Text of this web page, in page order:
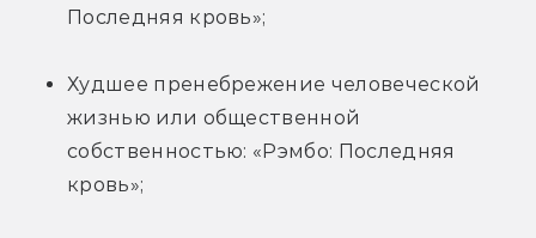
Последняя кровь»;
Худшее пренебрежение человеческой
жизнью или общественной
собственностью: «Рэмбо: Последняя
кровь»;